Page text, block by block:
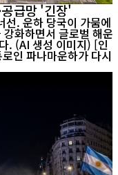
공급망 '긴장'
선. 운하 당국이 가뭄에
화하면서 글로벌 해운
(AI 생성 이미지) [인
인 파나마운하가 다시